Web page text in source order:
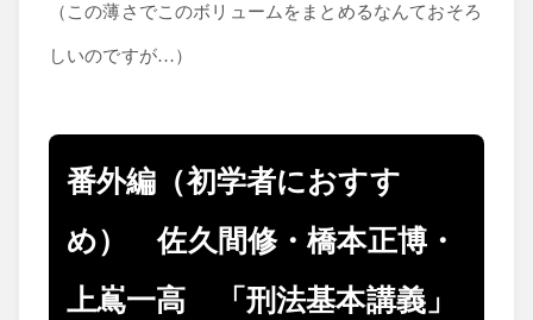
（この薄さでこのボリュームをまとめるなんておそろ
しいのですが…）
番外編（初学者におすす
め） 佐久間修・橋本正博・
上嶌一高 「刑法基本講義」